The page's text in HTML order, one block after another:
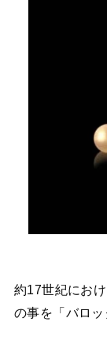
約17世紀にお
の事を「バロッ